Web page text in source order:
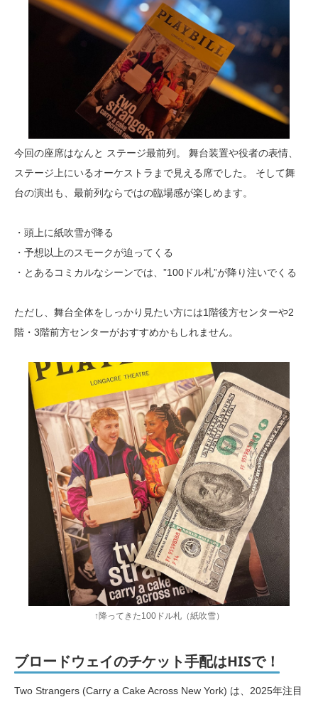
今回の座席はなんと ステージ最前列。 舞台装置や役者の表情、
ステージ上にいるオーケストラまで見える席でした。 そして舞
台の演出も、最前列ならではの臨場感が楽しめます。
・頭上に紙吹雪が降る
・予想以上のスモークが迫ってくる
・とあるコミカルなシーンでは、”100ドル札”が降り注いでくる
ただし、舞台全体をしっかり見たい方には1階後方センターや2
階・3階前方センターがおすすめかもしれません。
↑降ってきた100ドル札（紙吹雪）
ブロードウェイのチケット手配はHISで！
Two Strangers (Carry a Cake Across New York) は、2025年注目